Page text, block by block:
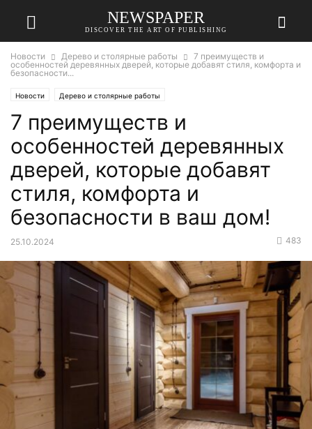
NEWSPAPER
DISCOVER THE ART OF PUBLISHING
Новости Дерево и столярные работы
7 преимуществ и
особенностей деревянных дверей, которые добавят стиля, комфорта и
безопасности...
Новости Дерево и столярные работы
7 преимуществ и
особенностей деревянных
дверей, которые добавят
стиля, комфорта и
безопасности в ваш дом!
25.10.2024 483